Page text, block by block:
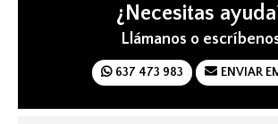
¿Necesitas
Llámanos o
637 473 983 ENVIAR